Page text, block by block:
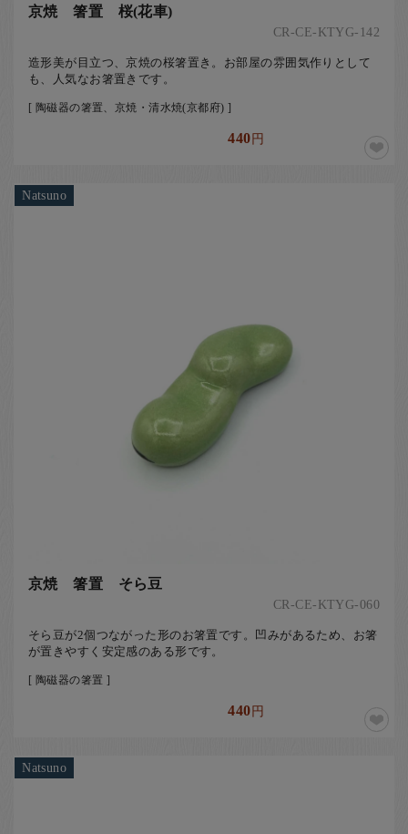
京焼 箸置 桜(花車)
CR-CE-KTYG-142
造形美が目立つ、京焼の桜箸置き。お部屋の雰囲気作りとして
も、人気なお箸置きです。
[ 陶磁器の箸置、京焼・清水焼(京都府) ]
440円
Natsuno
京焼 箸置 そら豆
CR-CE-KTYG-060
そら豆が2個つながった形のお箸置です。凹みがあるため、お箸
が置きやすく安定感のある形です。
[ 陶磁器の箸置 ]
440円
Natsuno